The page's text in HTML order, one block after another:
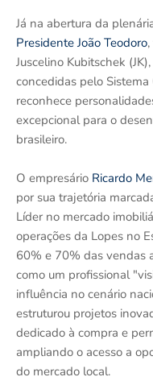
Já na abertura da
Presidente João Teodoro
Juscelino Kubitschek
concedidas pelo
reconhece
excepcional para o
brasileiro.
O empresário Ricardo
por sua trajetória
Líder no mercado
operações da Lopes no
60% e 70% das vendas
como um profissional
influência no cenário
estruturou projetos
dedicado à compra e
ampliando o acesso a
do mercado local.